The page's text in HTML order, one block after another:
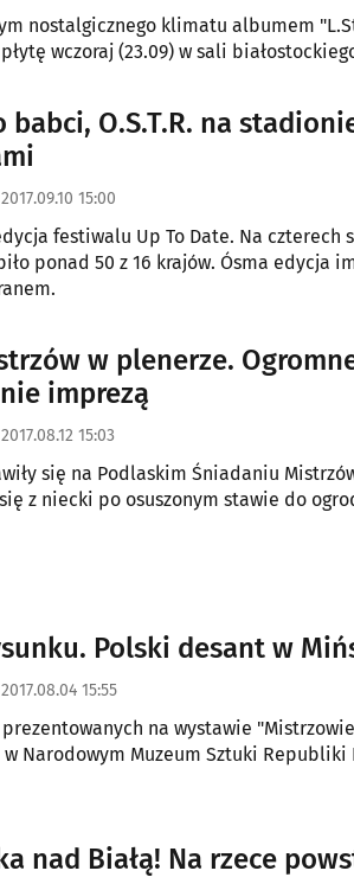
nostalgicznego klimatu albumem
wczoraj (23.09) w sali
babci, O.S.T.R. na
2017.09.10 15:00
festiwalu Up To Date. Na czterech
ponad 50 z 16 krajów. Ósma edycja
w plenerze.
imprezą
2017.08.12 15:03
się na Podlaskim Śniadaniu
z niecki po osuszonym stawie do
Polski desant w
2017.08.04 15:55
na wystawie
Narodowym Muzeum Sztuki Republiki
nad Białą! Na rzece